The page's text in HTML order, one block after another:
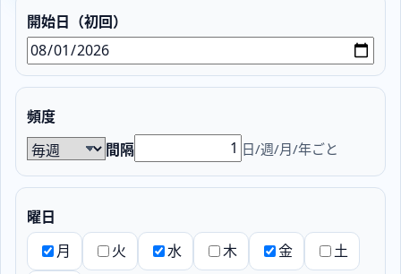
開始日（初回）
頻度
間隔
日/週/月/年ごと
曜日
月
火 水 木 金
土